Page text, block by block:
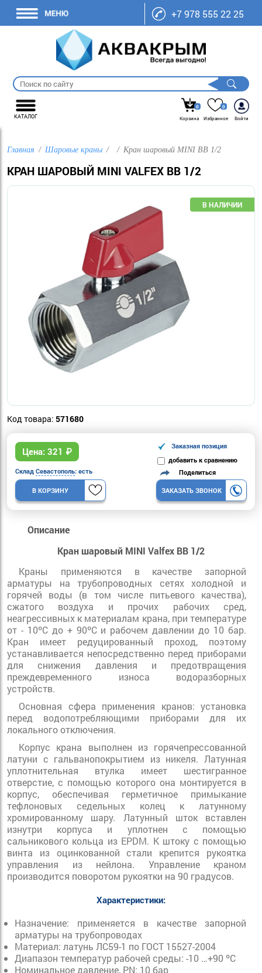
+7 978 555 22 25
КАТАЛОГ
0
Корзина
0
Избранное
Войти
Главная Шаровые краны Кран шаровый MINI ВВ 1/2
КРАН ШАРОВЫЙ MINI VALFEX ВВ 1/2
Код товара: 571680
Цена: 321 ₽
Заказная позиция
добавить к сравнению
Склад Севастополь: есть
В КОРЗИНУ
Поделиться
ЗАКАЗАТЬ ЗВОНОК
Описание
Кран шаровый MINI Valfex ВВ 1/2
Краны применяются в качестве запорной
арматуры на трубопроводных сетях холодной и
горячей воды (в том числе питьевого качества),
сжатого воздуха и прочих рабочих сред,
неагрессивных к материалам крана, при температуре
от - 10ºС до + 90ºС и рабочем давлении до 10 бар.
Кран имеет редуцированный проход, поэтому
устанавливается непосредственно перед приборами
для снижения давления и предотвращения
преждевременного износа водоразборных
устройств.
Основная сфера применения кранов: установка
перед водопотребляющими приборами для их
локального отключения.
Корпус крана выполнен из горячепрессованной
латуни с гальванопокрытием из никеля. Латунная
уплотнительная втулка имеет шестигранное
отверстие, с помощью которого она монтируется в
корпус, обеспечивая герметичное примыкание
тефлоновых седельных колец к латунному
хромированному шару. Латунный шток вставлен
изнутри корпуса и уплотнен с помощью
сальникового кольца из EPDM. К штоку с помощью
винта из оцинкованной стали крепится рукоятка
управления из нейлона. Управление краном
производится поворотом рукоятки на 90 градусов.
Характеристики:
Назначение: применяется в качестве запорной
арматуры на трубопроводах
Материал: латунь ЛС59-1 по ГОСТ 15527-2004
Диапазон температур рабочей среды: -10 …+90 ºС
Номинальное давление, PN: 10 бар